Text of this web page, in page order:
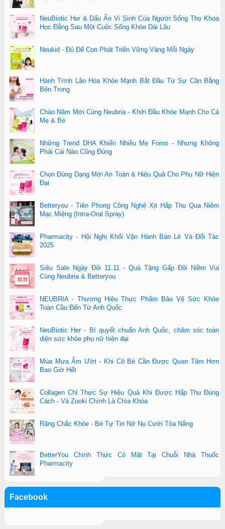
NeuBiotic Her & Dấu Ấn Vi Sinh Của Người Sống Thọ Khoa
Học Đằng Sau Một Cuộc Sống Khỏe Dài Lâu
Neukid - Đủ Để Con Phát Triển Vững Vàng Mỗi Ngày
Hành Trình Lão Hóa Khỏe Mạnh Bắt Đầu Từ Sự Cân Bằng
Bên Trong
Chào Năm Mới Cùng Neubria - Khởi Đầu Khỏe Mạnh Cho Cả
Mẹ & Bé
Những Trend DHA Khiến Nhiều Mẹ Fomo - Nhưng Không
Phải Cái Nào Cũng Đúng
Chọn Đúng Dạng Mới An Toàn & Hiệu Quả Cho Phụ Nữ Hiện
Đại
Betteryou - Tiên Phong Công Nghệ Xịt Hấp Thu Qua Niêm
Mạc Miệng (Intra-Oral Spray)
Pharmacity - Hội Nghị Khối Vận Hành Bán Lẻ Và Đối Tác
2025
Siêu Sale Ngày Đôi 11.11 - Quà Tặng Gấp Đôi Niềm Vui
Cùng Neubria & Betteryou
NEUBRIA - Thương Hiệu Thực Phẩm Bảo Vệ Sức Khỏe
Toàn Cầu Đến Từ Anh Quốc
NeuBiotic Her - Bí quyết chuẩn Anh Quốc, chăm sóc toàn
diện sức khỏe phụ nữ hiện đại
Mùa Mưa Ẩm Ướt - Khi Cô Bé Cần Được Quan Tâm Hơn
Bao Giờ Hết
Collagen Chỉ Thực Sự Hiệu Quả Khi Được Hấp Thu Đúng
Cách - Và Zooki Chính Là Chìa Khóa
Răng Chắc Khỏe - Bé Tự Tin Nở Nụ Cười Tỏa Nắng
BetterYou Chính Thức Có Mặt Tại Chuỗi Nhà Thuốc
Pharmacity
Facebook